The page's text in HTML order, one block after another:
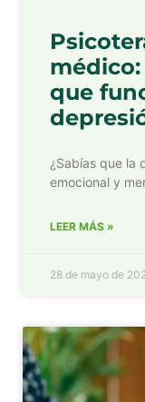
que
¿Sabías que la
emocional y
LEER MÁS »
28 de mayo de